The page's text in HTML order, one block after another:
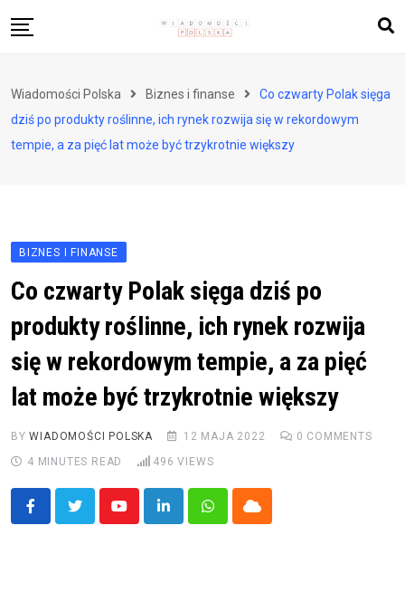
to
Zdrowie i styl życia
Polityka i społeczeństwo
Wiadomości Polska Biznes i finanse
Co czwarty Polak sięga
dziś po produkty roślinne, ich rynek rozwija się w rekordowym
tempie, a za pięć lat może być trzykrotnie większy
BIZNES I FINANSE
Co czwarty Polak sięga dziś po
produkty roślinne, ich rynek rozwija
się w rekordowym tempie, a za pięć
lat może być trzykrotnie większy
BYWIADOMOŚCI POLSKA 12 MAJA 2022 0 COMMENTS
4 MINUTES READ
496 VIEWS
YoutubeLinkedInWhatsappCloud